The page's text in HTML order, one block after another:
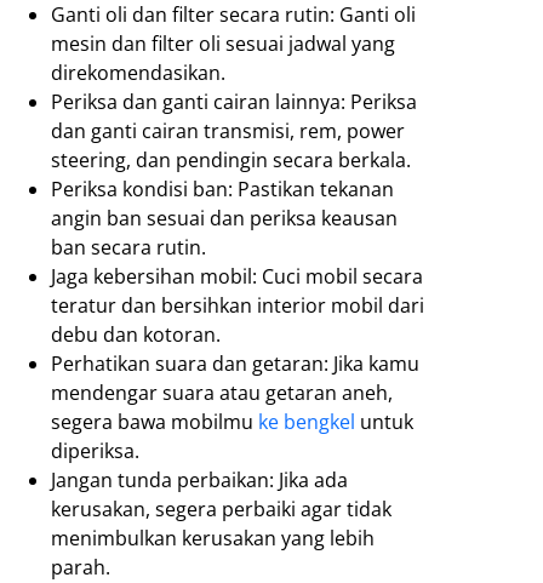
Ganti oli dan filter secara rutin: Ganti oli
mesin dan filter oli sesuai jadwal yang
direkomendasikan.
Periksa dan ganti cairan lainnya: Periksa
dan ganti cairan transmisi, rem, power
steering, dan pendingin secara berkala.
Periksa kondisi ban: Pastikan tekanan
angin ban sesuai dan periksa keausan
ban secara rutin.
Jaga kebersihan mobil: Cuci mobil secara
teratur dan bersihkan interior mobil dari
debu dan kotoran.
Perhatikan suara dan getaran: Jika kamu
mendengar suara atau getaran aneh,
segera bawa mobilmu ke bengkel untuk
diperiksa.
Jangan tunda perbaikan: Jika ada
kerusakan, segera perbaiki agar tidak
menimbulkan kerusakan yang lebih
parah.